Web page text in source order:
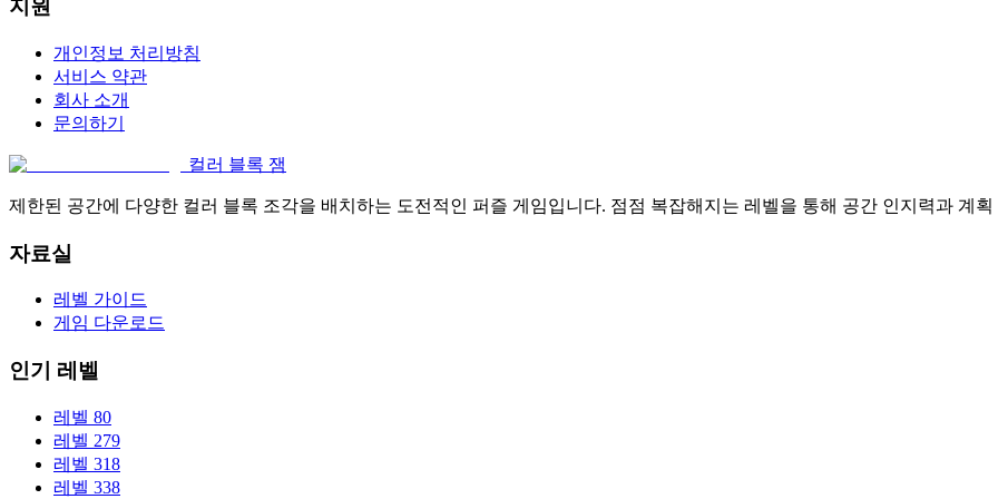
지원
개인정보 처리방침
서비스 약관
회사 소개
문의하기
컬러 블록 잼
제한된 공간에 다양한 컬러 블록 조각을 배치하는 도전적인 퍼즐 게임입니다. 점점 복잡해지는 레벨을 통해 공간 인지력과 계
자료실
레벨 가이드
게임 다운로드
인기 레벨
레벨 80
레벨 279
레벨 318
레벨 338